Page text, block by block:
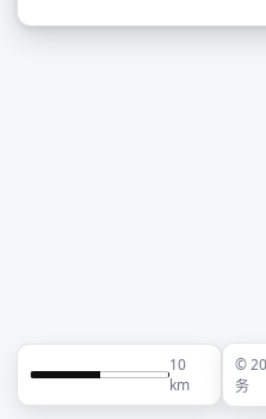
10
km
©
务